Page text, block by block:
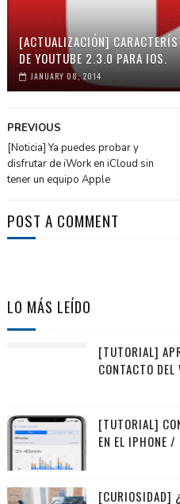
[ACTUALIZACIÓN]
DE YOUTUBE 2.3.0 PARA IOS.
JANUARY 08, 2014
PREVIOUS
[Noticia] Ya puedes probar y
disfrutar de iWork en iCloud sin
tener un equipo Apple
POST A COMMENT
LO MÁS LEÍDO
[TUTORIAL]
CONTACTO
[TUTORIAL]
EN EL IPHONE
[CURIOSIDAD]